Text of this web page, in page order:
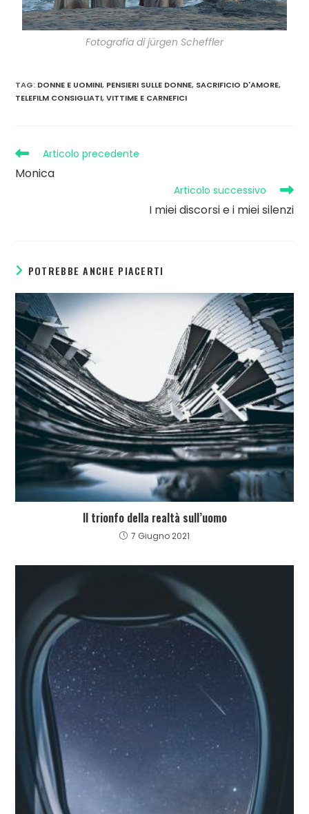
Fotografia di jürgen Scheffler
TAG: DONNE E UOMINI, PENSIERI SULLE DONNE, SACRIFICIO D'AMORE,
TELEFILM CONSIGLIATI, VITTIME E CARNEFICI
Articolo precedente
Monica
Articolo successivo
I miei discorsi e i miei silenzi
POTREBBE ANCHE PIACERTI
Il trionfo della realtà sull’uomo
7 Giugno 2021